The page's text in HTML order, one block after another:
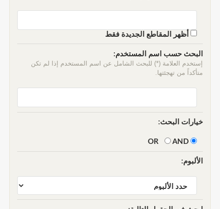
أظهر المقاطع الجديدة فقط
البحث حسب اسم المستخدم:
إستخدم العلامة (*) للبحث الشامل عن اسم المستخدم إذا لم تكن
متأكداً من تهجئتها.
خيارات البحث:
AND
الألبوم: